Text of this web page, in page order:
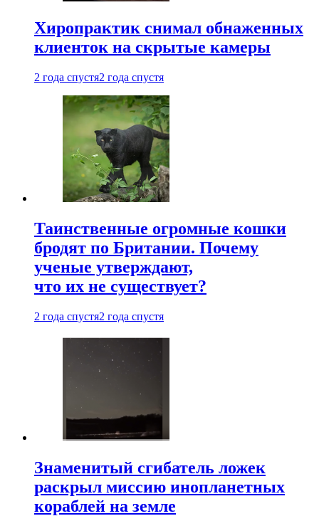
Хиропрактик снимал обнаженных
клиенток на скрытые камеры
2 года спустя2 года спустя
Таинственные огромные кошки
бродят по Британии. Почему
ученые утверждают,
что их не существует?
2 года спустя2 года спустя
Знаменитый сгибатель ложек
раскрыл миссию инопланетных
кораблей на земле